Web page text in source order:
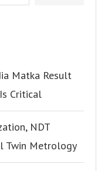
Matka Result
Critical
NDT
Twin Metrology